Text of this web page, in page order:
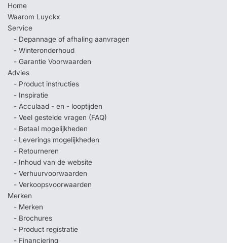
Home
Waarom Luyckx
Service
- Depannage of afhaling aanvragen
- Winteronderhoud
- Garantie Voorwaarden
Advies
- Product instructies
- Inspiratie
- Acculaad - en - looptijden
- Veel gestelde vragen (FAQ)
- Betaal mogelijkheden
- Leverings mogelijkheden
- Retourneren
- Inhoud van de website
- Verhuurvoorwaarden
- Verkoopsvoorwaarden
Merken
- Merken
- Brochures
- Product registratie
- Financiering